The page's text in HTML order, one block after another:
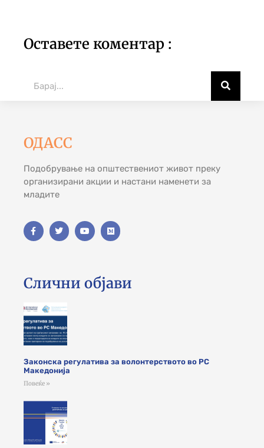
Оставете коментар :
ОДАСС
Подобрување на општествениот живот преку
организирани акции и настани наменети за
младите
Слични објави
Законска регулатива за волонтерството во РС
Македонија
Повеќе »